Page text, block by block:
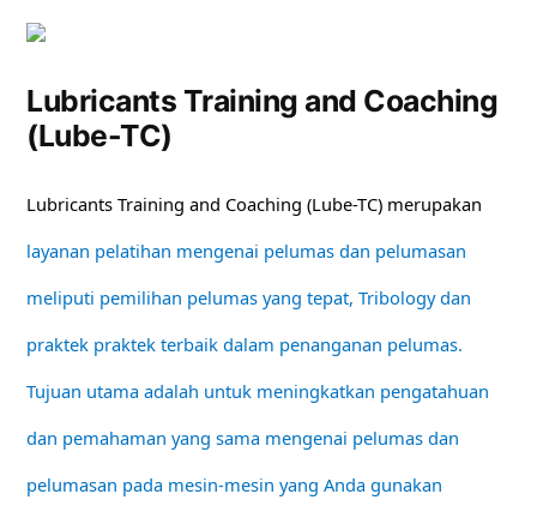
Lubricants Training and Coaching
(Lube-TC)
Lubricants Training and Coaching (Lube-TC) merupakan
layanan pelatihan mengenai pelumas dan pelumasan
meliputi pemilihan pelumas yang tepat, Tribology dan
praktek praktek terbaik dalam penanganan pelumas.
Tujuan utama adalah untuk meningkatkan pengatahuan
dan pemahaman yang sama mengenai pelumas dan
pelumasan pada mesin-mesin yang Anda gunakan